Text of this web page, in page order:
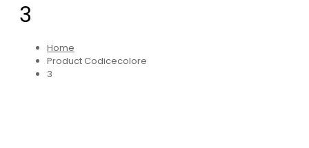
3
Home
Product Codicecolore
3